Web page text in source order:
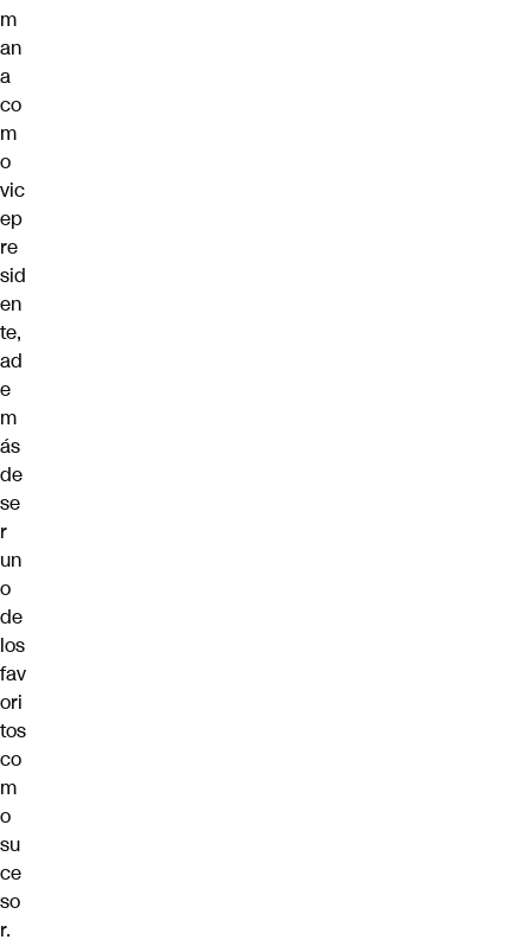
m
an
a
co
m
o
vic
ep
re
sid
en
te,
ad
e
m
ás
de
se
r
un
o
de
los
fav
ori
tos
co
m
o
su
ce
so
r.